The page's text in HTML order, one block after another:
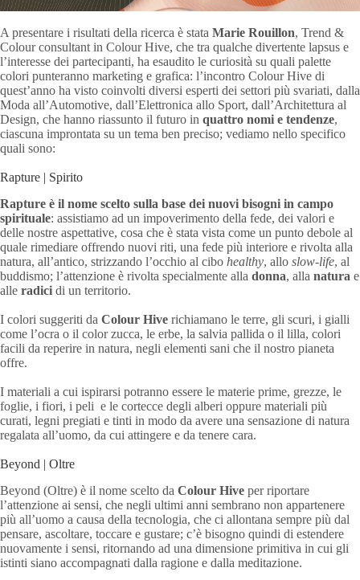
A presentare i risultati della ricerca è stata Marie Rouillon, Trend &
Colour consultant in Colour Hive, che tra qualche divertente lapsus e
l’interesse dei partecipanti, ha esaudito le curiosità su quali palette
colori punteranno marketing e grafica: l’incontro Colour Hive di
quest’anno ha visto coinvolti diversi esperti dei settori più svariati, dalla
Moda all’Automotive, dall’Elettronica allo Sport, dall’Architettura al
Design, che hanno riassunto il futuro in quattro nomi e tendenze,
ciascuna improntata su un tema ben preciso; vediamo nello specifico
quali sono:
Rapture | Spirito
Rapture è il nome scelto sulla base dei nuovi bisogni in campo
spirituale: assistiamo ad un impoverimento della fede, dei valori e
delle nostre aspettative, cosa che è stata vista come un punto debole al
quale rimediare offrendo nuovi riti, una fede più interiore e rivolta alla
natura, all’antico, strizzando l’occhio al cibo healthy, allo slow-life, al
buddismo; l’attenzione è rivolta specialmente alla donna, alla natura e
alle radici di un territorio.
I colori suggeriti da Colour Hive richiamano le terre, gli scuri, i gialli
come l’ocra o il color zucca, le erbe, la salvia pallida o il lilla, colori
facili da reperire in natura, negli elementi sani che il nostro pianeta
offre.
I materiali a cui ispirarsi potranno essere le materie prime, grezze, le
foglie, i fiori, i peli e le cortecce degli alberi oppure materiali più
curati, legni pregiati e tinti in modo da avere una sensazione di natura
regalata all’uomo, da cui attingere e da tenere cara.
Beyond | Oltre
Beyond (Oltre) è il nome scelto da Colour Hive per riportare
l’attenzione ai sensi, che negli ultimi anni sembrano non appartenere
più all’uomo a causa della tecnologia, che ci allontana sempre più dal
pensare, ascoltare, toccare e gustare; c’è bisogno quindi di estendere
nuovamente i sensi, ritornando ad una dimensione primitiva in cui gli
istinti siano accompagnati dalla ragione e dalla meditazione.